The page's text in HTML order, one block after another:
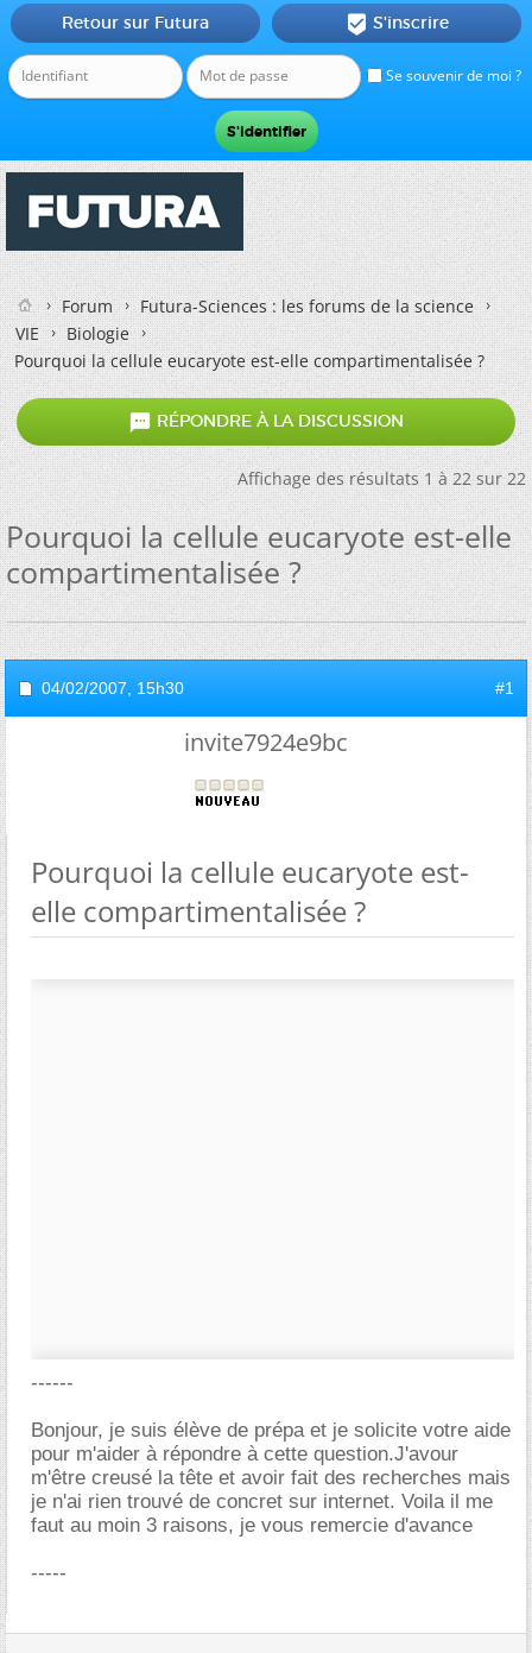
Se souvenir de moi ?
Retour sur Futura  S'inscrire
Forum
Futura-Sciences : les forums de la science
VIE
Biologie
Pourquoi la cellule eucaryote est-elle compartimentalisée ?
 RÉPONDRE À LA DISCUSSION
Affichage des résultats 1 à 22 sur 22
Pourquoi la cellule eucaryote est-elle
compartimentalisée ?
04/02/2007, 15h30 #1
invite7924e9bc
Pourquoi la cellule eucaryote est-
elle compartimentalisée ?
------
Bonjour, je suis élève de prépa et je solicite votre aide
pour m'aider à répondre à cette question.J'avour
m'être creusé la tête et avoir fait des recherches mais
je n'ai rien trouvé de concret sur internet. Voila il me
faut au moin 3 raisons, je vous remercie d'avance
-----